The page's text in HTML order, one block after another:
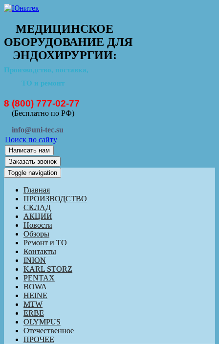
МЕДИЦИНСКОЕ
ОБОРУДОВАНИЕ ДЛЯ
ЭНДОХИРУРГИИ:
Производство, поставка,
ТО и ремонт
8 (800) 777-02-77
(Бесплатно по РФ)
info@uni-tec.su
Поиск по сайту
Написать нам
Заказать звонок
Toggle navigation
Главная
ПРОИЗВОДСТВО
СКЛАД
АКЦИИ
Новости
Обзоры
Ремонт и ТО
Контакты
INION
KARL STORZ
PENTAX
BOWA
HEINE
MTW
ERBE
OLYMPUS
Отечественное
ПРОЧЕЕ